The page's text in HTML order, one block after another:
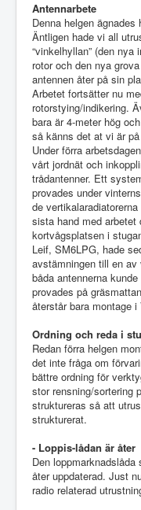
Antennarbete
Denna helgen
Äntligen hade vi all
“vinkelhyllan” (den
rotor och den nya
antennen åter på sin
Arbetet fortsätter nu
rotorstying/indikering.
bara är 4-meter hög
så känns det at vi är
Under förra
vårt jordnät och
trådantenner. Ett
provades under
de
sista hand med arbetet
kortvågsplatsen i
Leif, SM6LPG, hade
avstämningen till en
båda antennerna
provades på
återstår bara montage i
Ordning och reda i
Redan förra helgen
det inte fråga om
bättre ordning för
stor rensning/sortering
struktureras så att
strukturerat.
- Loppis-lådan är åter
Den
åter uppdaterad. Just
radio relaterad